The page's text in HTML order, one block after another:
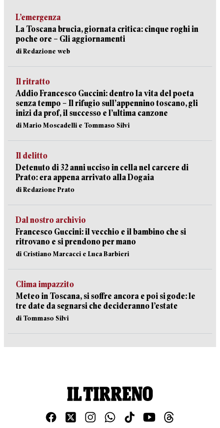
L’emergenza
La Toscana brucia, giornata critica: cinque roghi in
poche ore – Gli aggiornamenti
di Redazione web
Il ritratto
Addio Francesco Guccini: dentro la vita del poeta
senza tempo – Il rifugio sull’appennino toscano, gli
inizi da prof, il successo e l’ultima canzone
di Mario Moscadelli e Tommaso Silvi
Il delitto
Detenuto di 32 anni ucciso in cella nel carcere di
Prato: era appena arrivato alla Dogaia
di Redazione Prato
Dal nostro archivio
Francesco Guccini: il vecchio e il bambino che si
ritrovano e si prendono per mano
di Cristiano Marcacci e Luca Barbieri
Clima impazzito
Meteo in Toscana, si soffre ancora e poi si gode: le
tre date da segnarsi che decideranno l’estate
di Tommaso Silvi